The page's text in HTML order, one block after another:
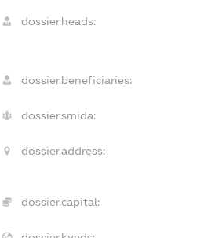
dossier.heads:
dossier.beneficiaries:
dossier.smida:
dossier.address:
dossier.capital: